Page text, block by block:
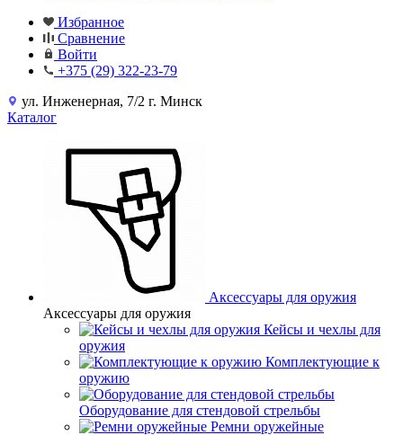
Избранное
Сравнение
Войти
+375 (29) 322-23-79
ул. Инженерная, 7/2 г. Минск
Каталог
Аксессуары для оружия
Аксессуары для оружия
Кейсы и чехлы для
оружия
Комплектующие к
оружию
Оборудование для стендовой стрельбы
Ремни оружейные